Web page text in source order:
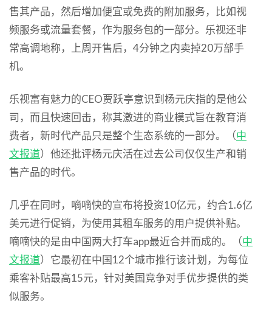
售其产品，然后增加便宜或免费的附加服务，比如视
频服务或流量套餐，作为服务包的一部分。乐视还非
常高调地称，上周开售后，4分钟之内卖掉20万部手
机。
乐视富有魅力的CEO贾跃亭意识到杨元庆指的是他公
司，而且快速回击，称其激进的商业模式旨在教育消
费者，新时代产品只是整个生态系统的一部分。（中
文报道）他还批评杨元庆活在过去公司仅仅生产和销
售产品的时代。
几乎在同时，嘀嘀快的宣布将投资10亿元，约合1.6亿
美元进行促销，为使用其租车服务的用户提供补贴。
嘀嘀快的是由中国两大打车app最近合并而成的。（中
文报道）它最初在中国12个城市推行该计划，为每位
乘客补贴最高15元，针对美国竞争对手优步提供的类
似服务。